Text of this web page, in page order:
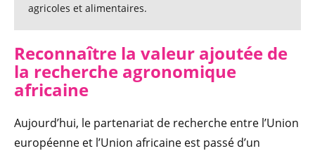
agricoles et alimentaires.
Reconnaître la valeur ajoutée de
la recherche agronomique
africaine
Aujourd’hui, le partenariat de recherche entre l’Union
européenne et l’Union africaine est passé d’un